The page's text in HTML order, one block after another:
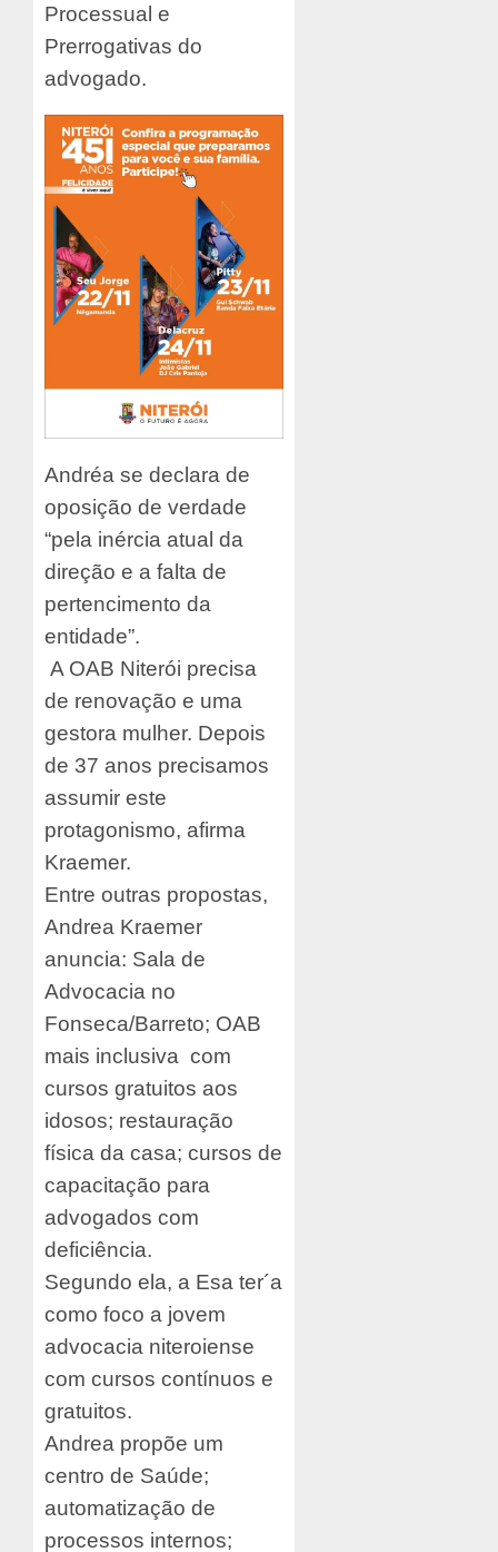
Processual e
Prerrogativas do
advogado.
Andréa se declara de
oposição de verdade
“pela inércia atual da
direção e a falta de
pertencimento da
entidade”.
A OAB Niterói precisa
de renovação e uma
gestora mulher. Depois
de 37 anos precisamos
assumir este
protagonismo, afirma
Kraemer.
Entre outras propostas,
Andrea Kraemer
anuncia: Sala de
Advocacia no
Fonseca/Barreto; OAB
mais inclusiva com
cursos gratuitos aos
idosos; restauração
física da casa; cursos de
capacitação para
advogados com
deficiência.
Segundo ela, a Esa ter´a
como foco a jovem
advocacia niteroiense
com cursos contínuos e
gratuitos.
Andrea propõe um
centro de Saúde;
automatização de
processos internos;